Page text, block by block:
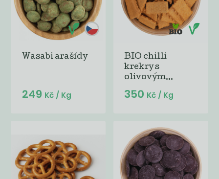
Wasabi arašídy
249 Kč / Kg
BIO chilli
krekry s
olivovým...
350 Kč / Kg